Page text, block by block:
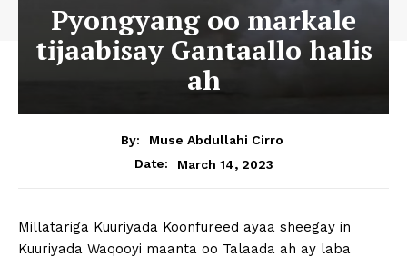
Pyongyang oo markale
tijaabisay Gantaallo halis
ah
By:
Muse Abdullahi Cirro
Date:
March 14, 2023
Millatariga Kuuriyada Koonfureed ayaa sheegay in
Kuuriyada Waqooyi maanta oo Talaada ah ay laba